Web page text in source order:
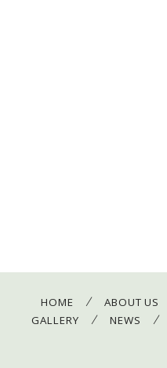
HOME / ABOUT US
GALLERY / NEWS /